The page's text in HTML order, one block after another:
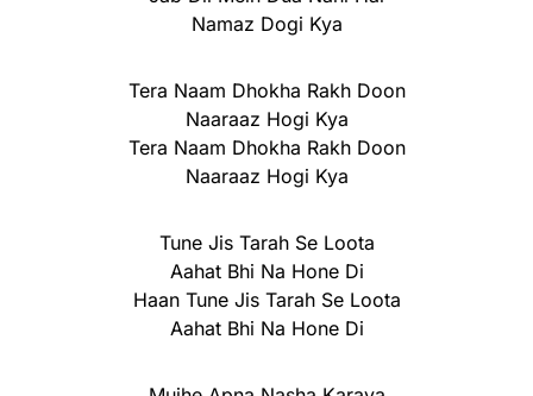
Namaz Dogi Kya
Tera Naam Dhokha Rakh Doon
Naaraaz Hogi Kya
Tera Naam Dhokha Rakh Doon
Naaraaz Hogi Kya
Tune Jis Tarah Se Loota
Aahat Bhi Na Hone Di
Haan Tune Jis Tarah Se Loota
Aahat Bhi Na Hone Di